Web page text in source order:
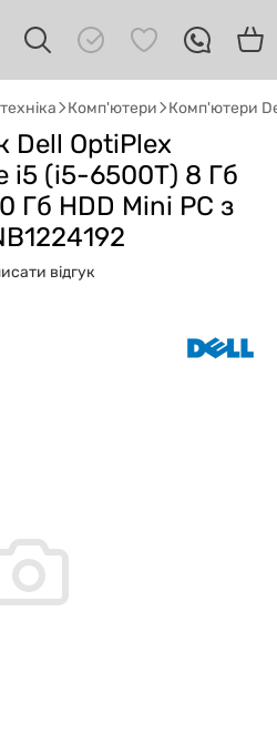
Комп'ютери Комп'ютери
Dell OptiPlex
i5 (i5-6500T) 8 Гб
Гб HDD Mini PC з
відгук
— допоможу
техніку.